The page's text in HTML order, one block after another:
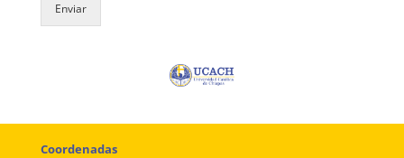
Enviar
Coordenadas